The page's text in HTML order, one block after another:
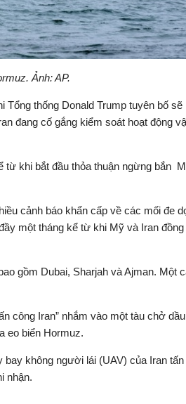
Ảnh: AP.
Tổng thống Donald Trump tuyên bố sẽ
đang cố gắng kiểm soát hoạt động
từ khi bắt đầu thỏa thuận ngừng bắn
cảnh báo khẩn cấp về các mối đe
một tháng kể từ khi Mỹ và Iran
gồm Dubai, Sharjah và Ajman. Một
công Iran” nhắm vào một tàu chở
eo biển Hormuz.
không người lái (UAV) của Iran
nhận.